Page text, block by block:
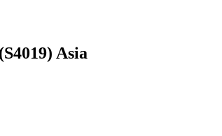
Asia